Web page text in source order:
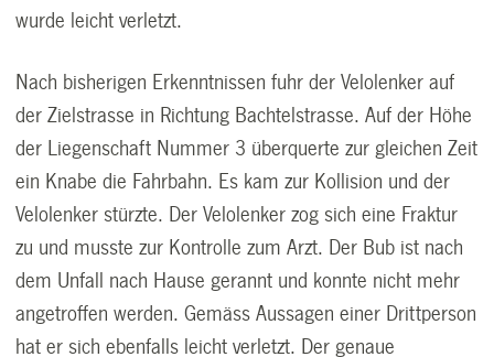
wurde leicht verletzt.
Nach bisherigen Erkenntnissen fuhr der Velolenker auf
der Zielstrasse in Richtung Bachtelstrasse. Auf der Höhe
der Liegenschaft Nummer 3 überquerte zur gleichen Zeit
ein Knabe die Fahrbahn. Es kam zur Kollision und der
Velolenker stürzte. Der Velolenker zog sich eine Fraktur
zu und musste zur Kontrolle zum Arzt. Der Bub ist nach
dem Unfall nach Hause gerannt und konnte nicht mehr
angetroffen werden. Gemäss Aussagen einer Drittperson
hat er sich ebenfalls leicht verletzt. Der genaue